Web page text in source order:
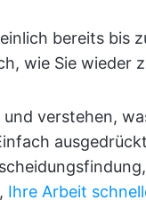
bereits bis
wie Sie wieder
verstehen,
Ihre Arbeit